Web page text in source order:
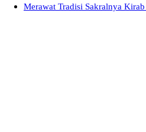
Merawat Tradisi Sakralnya